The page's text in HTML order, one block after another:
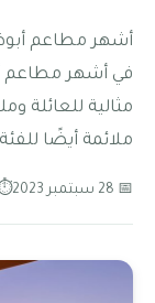
أشهر مطاعم
في أشهر مطاعم
مثالية للعائلة
ملائمة أيضًا للفئة
📅 28 سبتمبر 2023 ⏱ 1 دقائق